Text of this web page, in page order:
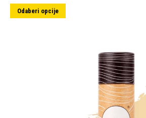
Odaberi opcije